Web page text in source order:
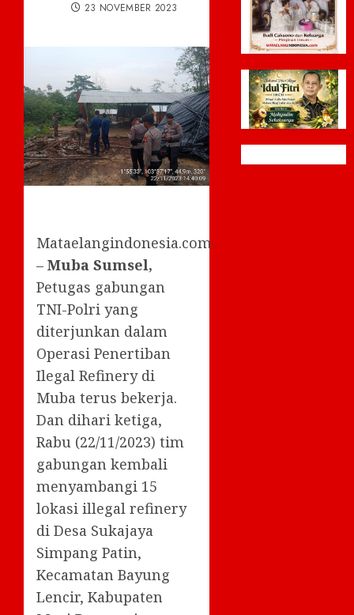
23 NOVEMBER 2023
Mataelangindonesia.com
– Muba Sumsel,
Petugas gabungan
TNI-Polri yang
diterjunkan dalam
Operasi Penertiban
Ilegal Refinery di
Muba terus bekerja.
Dan dihari ketiga,
Rabu (22/11/2023) tim
gabungan kembali
menyambangi 15
lokasi illegal refinery
di Desa Sukajaya
Simpang Patin,
Kecamatan Bayung
Lencir, Kabupaten